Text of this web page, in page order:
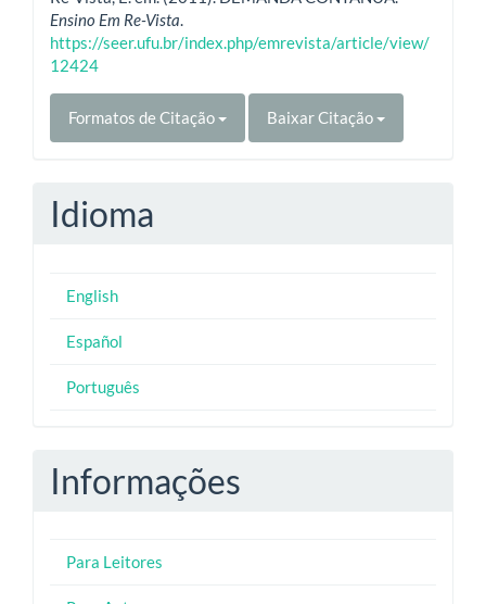
Ensino Em Re-Vista.
https://seer.ufu.br/index.php/emrevista/article/view/
12424
Formatos de Citação Baixar Citação
Idioma
English
Español
Português
Informações
Para Leitores